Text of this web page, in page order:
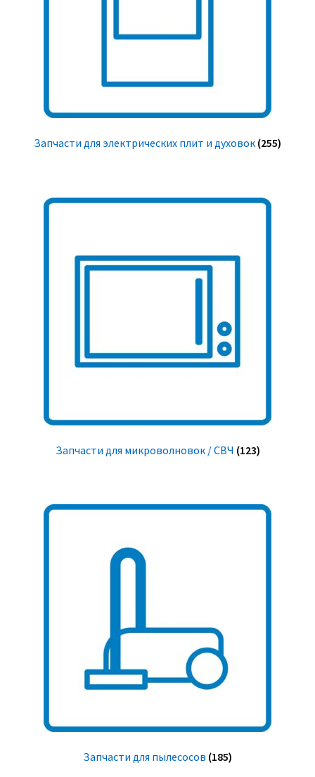
Запчасти для электрических плит и духовок (255)
Запчасти для микроволновок / СВЧ (123)
Запчасти для пылесосов (185)